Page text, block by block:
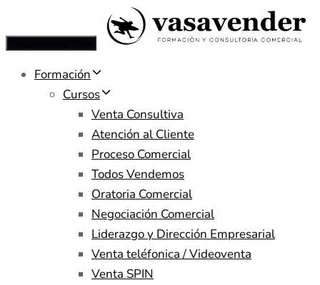
Formación
Cursos
Venta Consultiva
Atención al Cliente
Proceso Comercial
Todos Vendemos
Oratoria Comercial
Negociación Comercial
Liderazgo y Dirección Empresarial
Venta teléfonica / Videoventa
Venta SPIN